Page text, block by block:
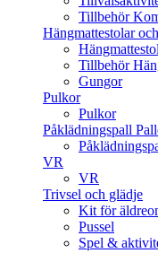
Tillbehör
Hängmattestolar
Tillbehör
Gungor
Pulkor
Pulkor
Påklädningspall
VR
VR
Trivsel och glädje
Kit för
Pussel
Spel &